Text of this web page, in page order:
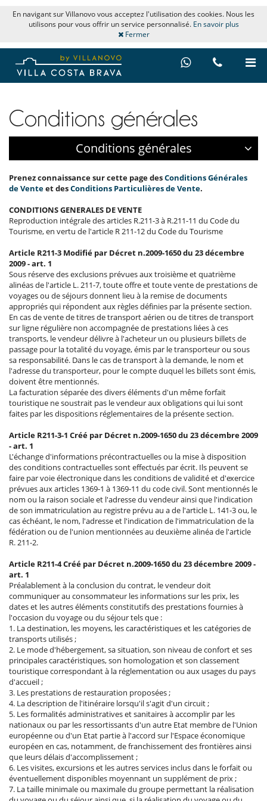
En navigant sur Villanovo vous acceptez l'utilisation des cookies. Nous les
utilisons pour vous offrir un service personnalisé. En savoir plus
Fermer
Conditions générales
Conditions générales
Prenez connaissance sur cette page desConditions Générales
de Venteet desConditions Particulières de Vente.
CONDITIONS GENERALES DE VENTE
Reproduction intégrale des articles R.211-3 à R.211-11 du Code du
Tourisme, en vertu de l'article R 211-12 du Code du Tourisme
Article R211-3 Modifié par Décret n.2009-1650 du 23 décembre
2009 - art. 1
Sous réserve des exclusions prévues aux troisième et quatrième
alinéas de l'article L. 211-7, toute offre et toute vente de prestations de
voyages ou de séjours donnent lieu à la remise de documents
appropriés qui répondent aux règles définies par la présente section.
En cas de vente de titres de transport aérien ou de titres de transport
sur ligne régulière non accompagnée de prestations liées à ces
transports, le vendeur délivre à l'acheteur un ou plusieurs billets de
passage pour la totalité du voyage, émis par le transporteur ou sous
sa responsabilité. Dans le cas de transport à la demande, le nom et
l'adresse du transporteur, pour le compte duquel les billets sont émis,
doivent être mentionnés.
La facturation séparée des divers éléments d'un même forfait
touristique ne soustrait pas le vendeur aux obligations qui lui sont
faites par les dispositions réglementaires de la présente section.
Article R211-3-1 Créé par Décret n.2009-1650 du 23 décembre 2009
- art. 1
L'échange d'informations précontractuelles ou la mise à disposition
des conditions contractuelles sont effectués par écrit. Ils peuvent se
faire par voie électronique dans les conditions de validité et d'exercice
prévues aux articles 1369-1 à 1369-11 du code civil. Sont mentionnés le
nom ou la raison sociale et l'adresse du vendeur ainsi que l'indication
de son immatriculation au registre prévu au a de l'article L. 141-3 ou, le
cas échéant, le nom, l'adresse et l'indication de l'immatriculation de la
fédération ou de l'union mentionnées au deuxième alinéa de l'article
R. 211-2.
Article R211-4 Créé par Décret n.2009-1650 du 23 décembre 2009 -
art. 1
Préalablement à la conclusion du contrat, le vendeur doit
communiquer au consommateur les informations sur les prix, les
dates et les autres éléments constitutifs des prestations fournies à
l'occasion du voyage ou du séjour tels que :
1. La destination, les moyens, les caractéristiques et les catégories de
transports utilisés ;
2. Le mode d'hébergement, sa situation, son niveau de confort et ses
principales caractéristiques, son homologation et son classement
touristique correspondant à la réglementation ou aux usages du pays
d'accueil ;
3. Les prestations de restauration proposées ;
4. La description de l'itinéraire lorsqu'il s'agit d'un circuit ;
5. Les formalités administratives et sanitaires à accomplir par les
nationaux ou par les ressortissants d'un autre Etat membre de l'Union
européenne ou d'un Etat partie à l'accord sur l'Espace économique
européen en cas, notamment, de franchissement des frontières ainsi
que leurs délais d'accomplissement ;
6. Les visites, excursions et les autres services inclus dans le forfait ou
éventuellement disponibles moyennant un supplément de prix ;
7. La taille minimale ou maximale du groupe permettant la réalisation